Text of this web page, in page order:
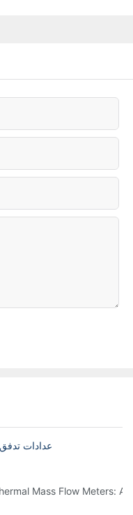
عدادات تدفق
Mass Flow Meters: A